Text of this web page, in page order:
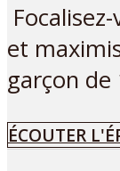
et
garçon de
ÉCOUTER